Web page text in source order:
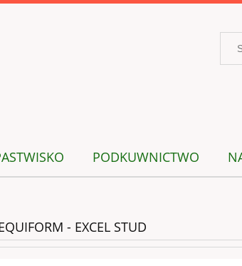
PODKUWNICTWO
- EXCEL STUD